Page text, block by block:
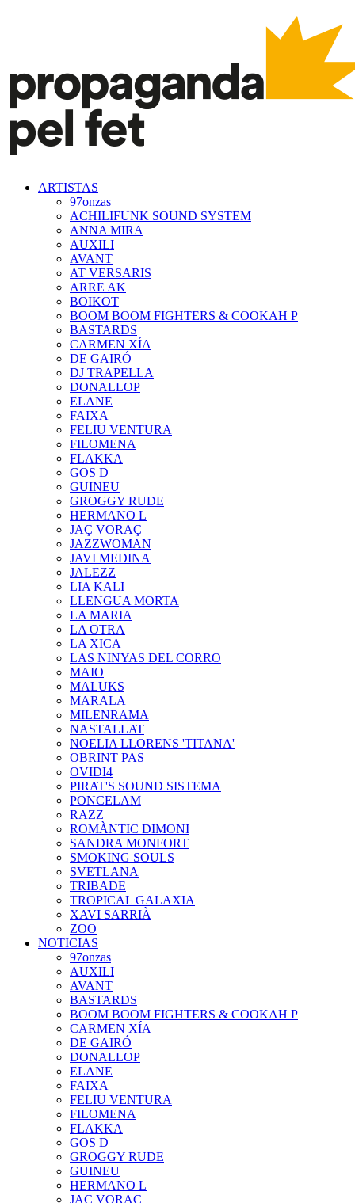
ARTISTAS
97onzas
ACHILIFUNK SOUND SYSTEM
ANNA MIRA
AUXILI
AVANT
AT VERSARIS
ARRE AK
BOIKOT
BOOM BOOM FIGHTERS & COOKAH P
BASTARDS
CARMEN XÍA
DE GAIRÓ
DJ TRAPELLA
DONALLOP
ELANE
FAIXA
FELIU VENTURA
FILOMENA
FLAKKA
GOS D
GUINEU
GROGGY RUDE
HERMANO L
JAÇ VORAÇ
JAZZWOMAN
JAVI MEDINA
JALEZZ
LIA KALI
LLENGUA MORTA
LA MARIA
LA OTRA
LA XICA
LAS NINYAS DEL CORRO
MAIO
MALUKS
MARALA
MILENRAMA
NASTALLAT
NOELIA LLORENS 'TITANA'
OBRINT PAS
OVIDI4
PIRAT'S SOUND SISTEMA
PONCELAM
RAZZ
ROMÀNTIC DIMONI
SANDRA MONFORT
SMOKING SOULS
SVETLANA
TRIBADE
TROPICAL GALAXIA
XAVI SARRIÀ
ZOO
NOTICIAS
97onzas
AUXILI
AVANT
BASTARDS
BOOM BOOM FIGHTERS & COOKAH P
CARMEN XÍA
DE GAIRÓ
DONALLOP
ELANE
FAIXA
FELIU VENTURA
FILOMENA
FLAKKA
GOS D
GROGGY RUDE
GUINEU
HERMANO L
JAÇ VORAÇ